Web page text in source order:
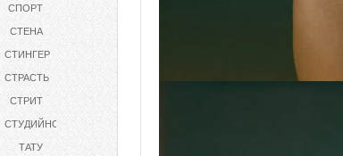
СПОРТ
СТЕНА
СТИНГЕР
СТРАСТЬ
СТРИТ
СТУДИЙНОЕ
ТАТУ